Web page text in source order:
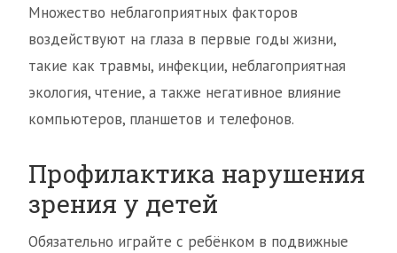
Множество неблагоприятных факторов
воздействуют на глаза в первые годы жизни,
такие как травмы, инфекции, неблагоприятная
экология, чтение, а также негативное влияние
компьютеров, планшетов и телефонов.
Профилактика нарушения
зрения у детей
Обязательно играйте с ребёнком в подвижные